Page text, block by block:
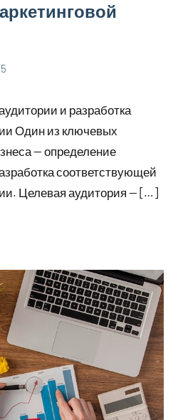
и разработка
Один из ключевых
— определение
соответствующей
Целевая аудитория — […]